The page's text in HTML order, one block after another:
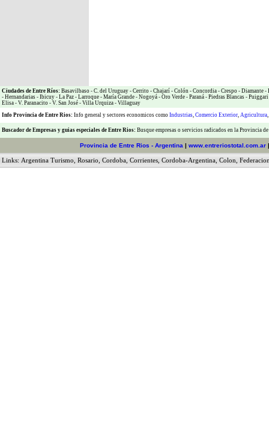
Ciudades de Entre Ríos: Basavilbaso - C. del Uruguay - Cerrito - Chajarí - Colón - Concordia - Crespo - Diamante -
- Hernandarias - Ibicuy - La Paz - Larroque - María Grande - Nogoyá - Oro Verde - Paraná - Piedras Blancas - Puiggari
Elisa - V. Paranacito - V. San José - Villa Urquiza - Villaguay
Info Provincia de Entre Rios: Info general y sectores economicos como Industrias, Comercio Exterior, Agricultura,
Buscador de Empresas y guias especiales de Entre Rios: Busque empresas o servicios radicados en la Provincia
Provincia de Entre Rios - Argentina | www.entreriostotal.com.ar
Links: Argentina Turismo Rosario Cordoba Corrientes Cordoba-Argentina Colon